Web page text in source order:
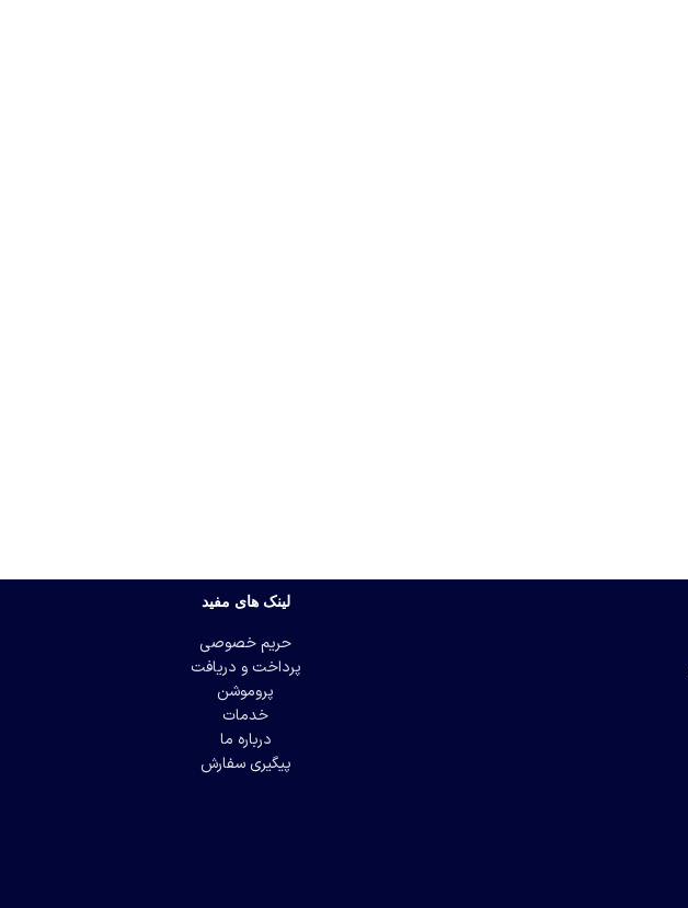
لینک های مفید
حریم خصوصی
پرداخت و دریافت
پروموشن
خدمات
درباره ما
پیگیری سفارش